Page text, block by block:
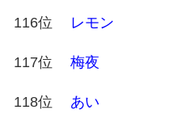
116位 レモン
117位 梅夜
118位 あい